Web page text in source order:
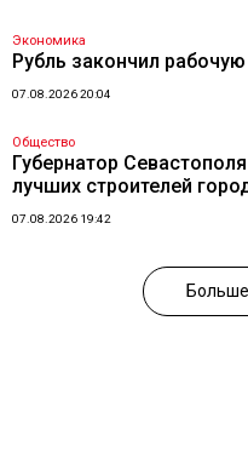
Экономика
Рубль закончил
07.08.2026 20:04
Общество
Губернатор
лучших строителей
07.08.2026 19:42